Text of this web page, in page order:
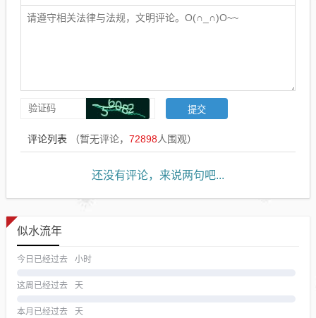
评论列表 （暂无评论， 72898人围观）
还没有评论，来说两句吧...
似水流年
今日已经过去 小时
这周已经过去 天
本月已经过去 天